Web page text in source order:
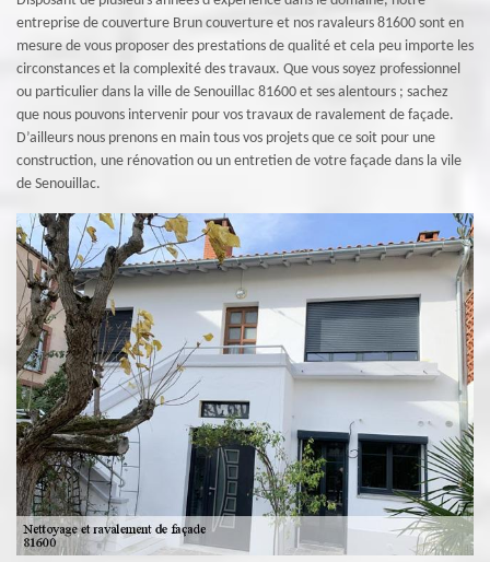
entreprise de couverture Brun couverture et nos ravaleurs 81600 sont en
mesure de vous proposer des prestations de qualité et cela peu importe les
circonstances et la complexité des travaux. Que vous soyez professionnel
ou particulier dans la ville de Senouillac 81600 et ses alentours ; sachez
que nous pouvons intervenir pour vos travaux de ravalement de façade.
D’ailleurs nous prenons en main tous vos projets que ce soit pour une
construction, une rénovation ou un entretien de votre façade dans la vile
de Senouillac.